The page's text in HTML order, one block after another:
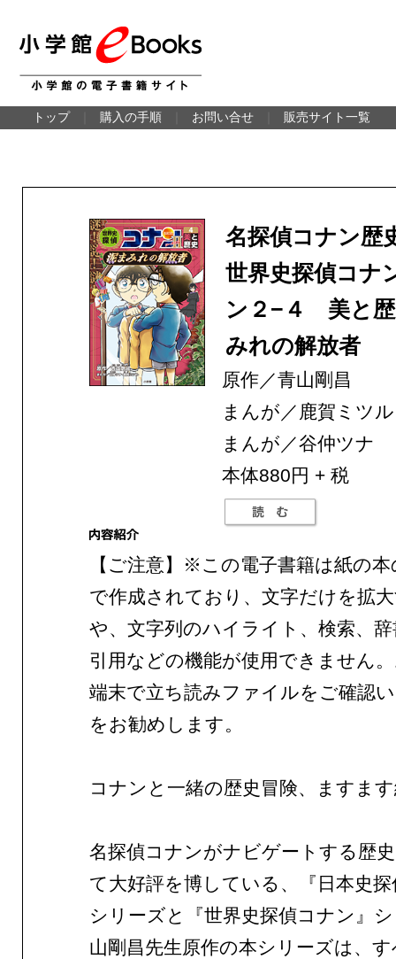
トップ 購入の手順 お問い合せ 販売サイト一覧
名探偵コナン
世界史探偵コナ
ン２−４ 美と
みれの解放者
原作／青山剛昌
まんが／鹿賀ミツル
まんが／谷仲ツナ
本体880円 + 税
【ご注意】※この電子書籍は紙の
で作成されており、文字だけを拡
や、文字列のハイライト、検索、
引用などの機能が使用できません
端末で立ち読みファイルをご確認
をお勧めします。
コナンと一緒の歴史冒険、ますま
名探偵コナンがナビゲートする歴
て大好評を博している、『日本史
シリーズと『世界史探偵コナン』
山剛昌先生原作の本シリーズは、